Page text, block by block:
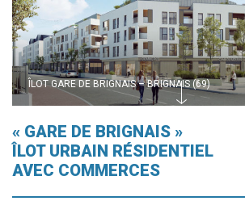
ÎLOT GARE DE BRIGNAIS – BRIGNAIS (69)
ÎLOT GARE DE BRIGNAIS – BRIGNAIS (69)
ÎLOT GARE DE BRIGNAIS – BRIGNAIS (69)
« GARE DE BRIGNAIS »
ÎLOT URBAIN RÉSIDENTIEL
AVEC COMMERCES